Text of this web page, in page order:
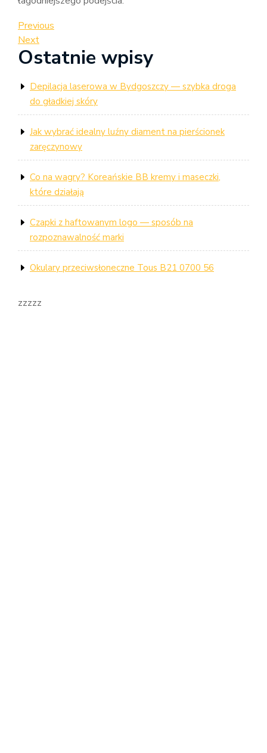
Nawigacja
wpisu
Previous
Post
Previous
Next
Post
Next
Ostatnie wpisy
Depilacja laserowa w Bydgoszczy — szybka droga
do gładkiej skóry
Jak wybrać idealny luźny diament na pierścionek
zaręczynowy
Co na wagry? Koreańskie BB kremy i maseczki,
które działają
Czapki z haftowanym logo — sposób na
rozpoznawalność marki
Okulary przeciwsłoneczne Tous B21 0700 56
zzzzz